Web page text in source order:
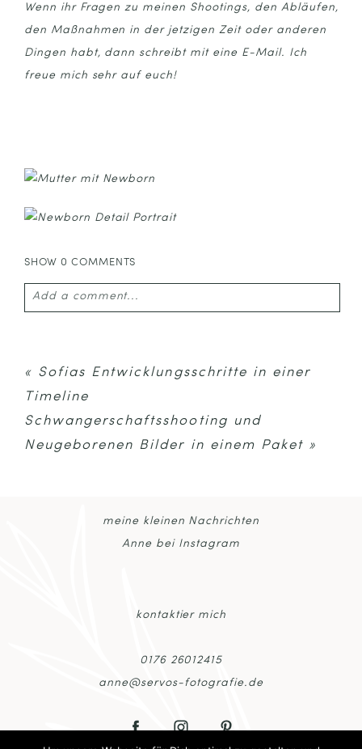
Wenn ihr Fragen zu meinen Shootings, den Abläufen,
den Maßnahmen in der jetzigen Zeit oder anderen
Dingen habt, dann schreibt mit eine E-Mail. Ich
freue mich sehr auf euch!
SHOW 0 COMMENTS
Add a comment...
« Sofias Entwicklungsschritte in einer
Timeline
Schwangerschaftsshooting und
Neugeborenen Bilder in einem Paket »
meine kleinen Nachrichten
Anne bei Instagram
kontaktier mich
0176 26012415
anne@servos-fotografie.de